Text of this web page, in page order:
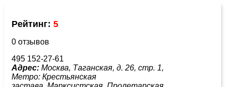
Рейтинг: 5
0 отзывов
495 152-27-61
Адрес: Москва, Таганская, д. 26, стр. 1,
Метро: Крестьянская